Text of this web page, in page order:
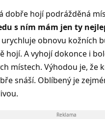
dobře hojí podrážděná
s ním mám jen ty
obnovu kožních
hojí. A vyhojí dokonce i
místech. Výhodou je, že
snáší. Oblíbený je
Reklama